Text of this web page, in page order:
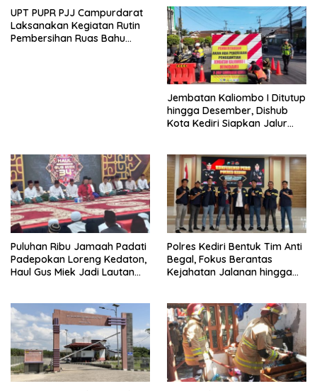
UPT PUPR PJJ Campurdarat
Laksanakan Kegiatan Rutin
Pembersihan Ruas Bahu
Jembatan Kaliombo I Ditutup
hingga Desember, Dishub
Kota Kediri Siapkan Jalur
Puluhan Ribu Jamaah Padati
Padepokan Loreng Kedaton,
Haul Gus Miek Jadi Lautan
Polres Kediri Bentuk Tim Anti
Begal, Fokus Berantas
Kejahatan Jalanan hingga